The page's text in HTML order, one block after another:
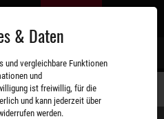
& Daten
und vergleichbare Funktionen
und
ist freiwillig, für die
und kann jederzeit über
werden.